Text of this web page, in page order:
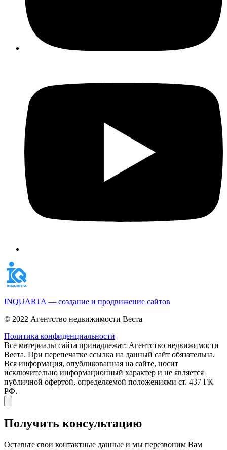
INQUARTA — создание и продвижение сайтов
© 2022 Агентство недвижимости Веста
Политика конфиденциальности
Все материалы сайта принадлежат: Агентство недвижимости
Веста. При перепечатке ссылка на данный сайт обязательна.
Вся информация, опубликованная на сайте, носит
исключительно информационный характер и не является
публичной офертой, определяемой положениями ст. 437 ГК
РФ.
Получить консультацию
Оставьте свои контактные данные и мы перезвоним Вам